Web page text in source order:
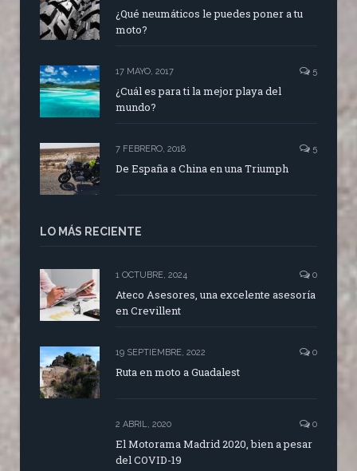
¿Qué neumáticos le puedes poner a tu
moto?
17 MAYO, 2017 5
¿Cuál es para ti la mejor playa del
mundo?
7 FEBRERO, 2018 5
De España a China en una Triumph
LO MÁS RECIENTE
1 OCTUBRE, 2024 0
Ateco Asesores, una excelente asesoría
en Crevillent
19 SEPTIEMBRE, 2022 0
Ruta en moto a Guadalest
2 ABRIL, 2020 0
El Motorama Madrid 2020, bien a pesar
del COVID-19